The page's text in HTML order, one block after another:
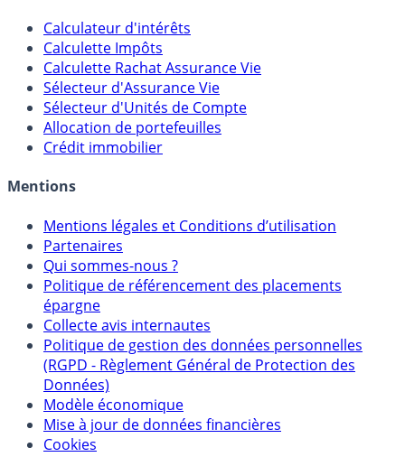
Calculateur d'intérêts
Calculette Impôts
Calculette Rachat Assurance Vie
Sélecteur d'Assurance Vie
Sélecteur d'Unités de Compte
Allocation de portefeuilles
Crédit immobilier
Mentions
Mentions légales et Conditions d’utilisation
Partenaires
Qui sommes-nous ?
Politique de référencement des placements
épargne
Collecte avis internautes
Politique de gestion des données personnelles
(RGPD - Règlement Général de Protection des
Données)
Modèle économique
Mise à jour de données financières
Cookies